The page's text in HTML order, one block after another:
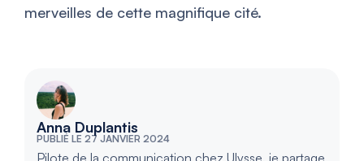
merveilles de cette magnifique cité.
Anna Duplantis
PUBLIÉ LE 27 JANVIER 2024
Pilote de la communication chez Ulysse, je partage